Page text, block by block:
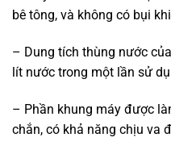
bê tông, và không có bụi
– Dung tích thùng nước
lít nước trong một lần sử
– Phần khung máy được
chắn, có khả năng chịu va